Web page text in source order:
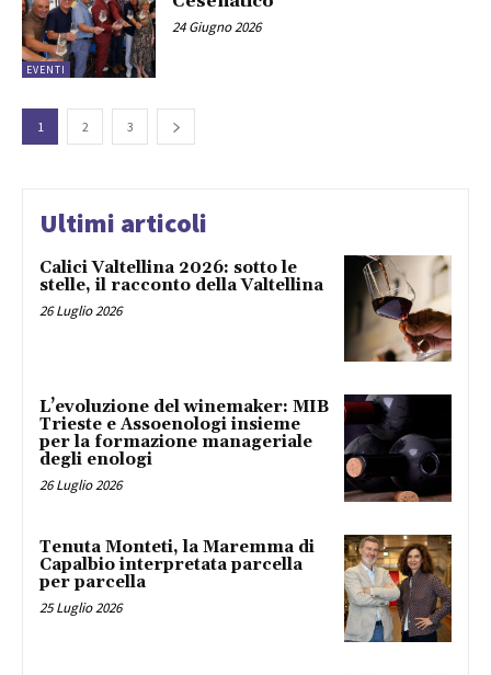
EVENTI
24 Giugno 2026
1 2 3
Ultimi articoli
Calici Valtellina 2026: sotto le
stelle, il racconto della Valtellina
26 Luglio 2026
L’evoluzione del winemaker: MIB
Trieste e Assoenologi insieme
per la formazione manageriale
degli enologi
26 Luglio 2026
Tenuta Monteti, la Maremma di
Capalbio interpretata parcella
per parcella
25 Luglio 2026